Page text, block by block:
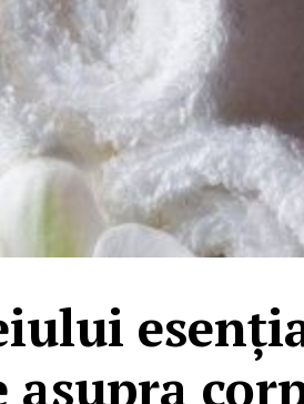
asupra